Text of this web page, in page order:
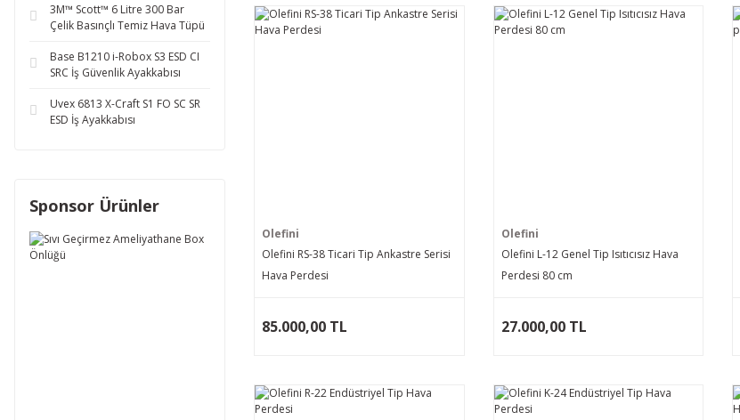
3M™ Scott™ 6 Litre 300 Bar
Çelik Basınçlı Temiz Hava Tüpü
Base B1210 i-Robox S3 ESD CI
SRC İş Güvenlik Ayakkabısı
Uvex 6813 X-Craft S1 FO SC SR
ESD İş Ayakkabısı
Sponsor Ürünler
Olefini
Olefini RS-38 Ticari Tip Ankastre Serisi
Hava Perdesi
85.000,00 TL
Olefini
Olefini L-12 Genel Tip Isıtıcısız Hava
Perdesi 80 cm
27.000,00 TL